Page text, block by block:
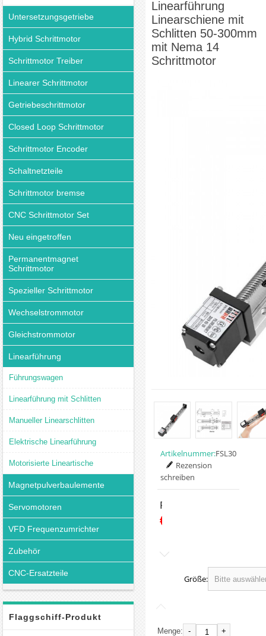
Untersetzungsgetriebe
Hybrid Schrittmotor
Schrittmotor Treiber
Linearer Schrittmotor
Getriebeschrittmotor
Closed Loop Schrittmotor
Schrittmotor Encoder
Schaltnetzteile
Schrittmotor bremse
CNC Schrittmotor Set
Neu eingetroffen
Permanentmagnet
Schrittmotor
Spezieller Schrittmotor
Wechselstrommotor
Gleichstrommotor
Linearführung
Führungswagen
Linearführung mit Schlitten
Manueller Linearschlitten
Elektrische Linearführung
Motorisierte Lineartische
Magnetpulverbaulemente
Servomotoren
VFD Frequenzumrichter
Zubehör
CNC-Ersatzteile
Flaggschiff-Produkt
Linearführung
Linearschiene mit
Schlitten 50-300mm
mit Nema 14
Schrittmotor
Artikelnummer:FSL30
Rezension
schreiben
Preis:
€93.59
Größe:
Menge: - +